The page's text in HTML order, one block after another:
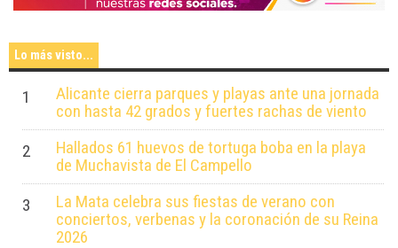
Lo más visto...
1
Alicante cierra parques y playas ante una jornada
con hasta 42 grados y fuertes rachas de viento
2
Hallados 61 huevos de tortuga boba en la playa
de Muchavista de El Campello
3
La Mata celebra sus fiestas de verano con
conciertos, verbenas y la coronación de su Reina
2026